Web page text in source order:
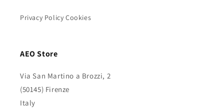
Privacy Policy Cookies
AEO Store
Via San Martino a Brozzi, 2
(50145) Firenze
Italy